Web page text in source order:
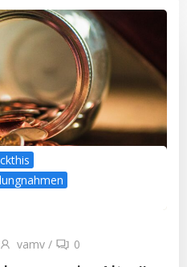
vamv / 0